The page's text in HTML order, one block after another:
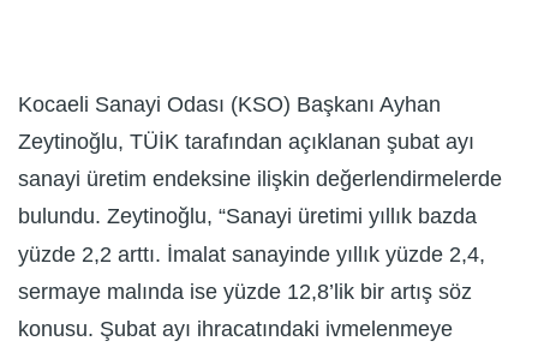
Kocaeli Sanayi Odası (KSO) Başkanı Ayhan
Zeytinoğlu, TÜİK tarafından açıklanan şubat ayı
sanayi üretim endeksine ilişkin değerlendirmelerde
bulundu. Zeytinoğlu, “Sanayi üretimi yıllık bazda
yüzde 2,2 arttı. İmalat sanayinde yıllık yüzde 2,4,
sermaye malında ise yüzde 12,8’lik bir artış söz
konusu. Şubat ayı ihracatındaki ivmelenmeye